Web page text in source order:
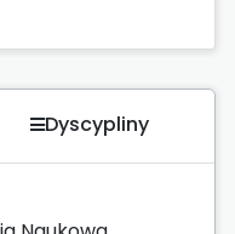
Dyscypliny